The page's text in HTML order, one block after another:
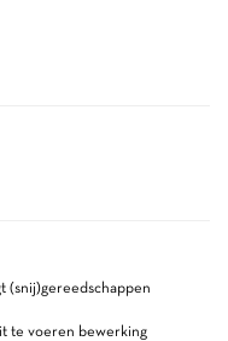
te voeren bewerking